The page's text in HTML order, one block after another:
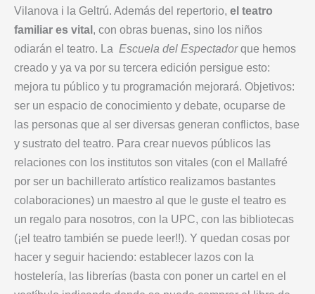
Vilanova i la Geltrú. Además del repertorio, el teatro
familiar es vital , con obras buenas, sino los niños
odiarán el teatro. La Escuela del Espectadorque hemos
creado y ya va por su tercera edición persigue esto:
mejora tu público y tu programación mejorará. Objetivos:
ser un espacio de conocimiento y debate, ocuparse de
las personas que al ser diversas generan conflictos, base
y sustrato del teatro. Para crear nuevos públicos las
relaciones con los institutos son vitales (con el Mallafré
por ser un bachillerato artístico realizamos bastantes
colaboraciones) un maestro al que le guste el teatro es
un regalo para nosotros, con la UPC, con las bibliotecas
(¡el teatro también se puede leer!!). Y quedan cosas por
hacer y seguir haciendo: establecer lazos con la
hostelería, las librerías (basta con poner un cartel en el